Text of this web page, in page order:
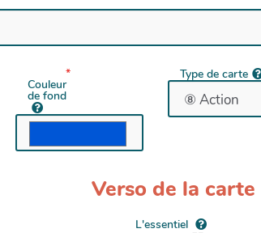
Couleur
de fond
Type de carte
Verso de la carte
L'essentiel